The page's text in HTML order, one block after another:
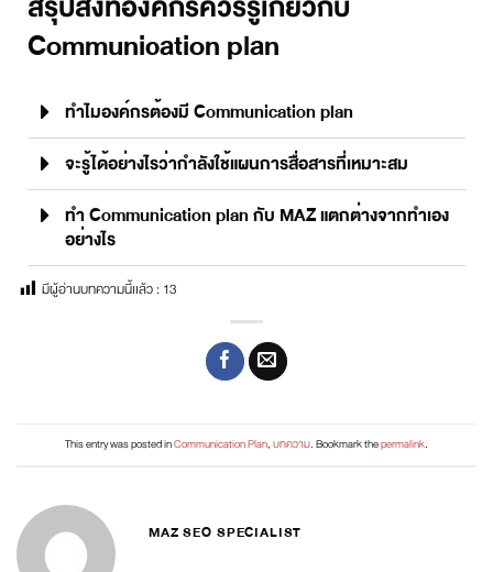
Communication plan
ทำไมองค์กรต้องมี Communication plan
จะรู้ได้อย่างไรว่ากำลังใช้แผนการสื่อสารที่เหมาะสม
ทำ Communication plan กับ MAZ แตกต่างจากทำเอง
อย่างไร
มีผู้อ่านบทความนี้เเล้ว :13
This entry was posted inCommunication Plan,บทความ. Bookmark thepermalink.
MAZ SEO SPECIALIST